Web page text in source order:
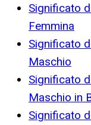
Significato
Femmina
Significato
Maschio
Significato
Maschio in
Significato